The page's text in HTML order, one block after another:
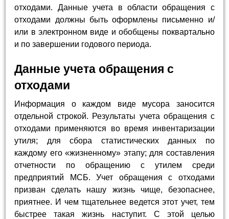
отходами. Данные учета в области обращения с
отходами должны быть оформлены письменно и/
или в электронном виде и обобщены поквартально
и по завершении годового периода.
Данные учета обращения с
отходами
Информация о каждом виде мусора заносится
отдельной строкой. Результаты учета обращения с
отходами применяются во время инвентаризации
утиля; для сбора статистических данных по
каждому его «жизненному» этапу; для составления
отчетности по обращению с утилем среди
предприятий МСБ. Учет обращения с отходами
призван сделать нашу жизнь чище, безопаснее,
приятнее. И чем тщательнее ведется этот учет, тем
быстрее такая жизнь наступит. С этой целью